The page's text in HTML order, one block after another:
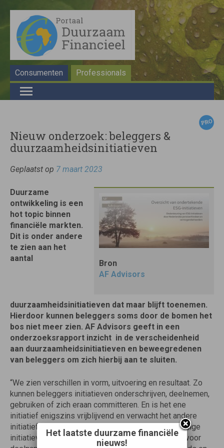
Consumenten Professionals
Nieuw onderzoek: beleggers &
duurzaamheidsinitiatieven
Geplaatst op 7 maart 2023
Bron
AF Advisors
Duurzame
ontwikkeling is een
hot topic binnen
financiële markten.
Dit is onder andere
te zien aan het
aantal
duurzaamheidsinitiatieven dat maar blijft toenemen.
Hierdoor kunnen beleggers soms door de bomen het
bos niet meer zien. AF Advisors geeft in een
onderzoeksrapport inzicht in de verscheidenheid
aan duurzaamheidsinitiatieven en beweegredenen
van beleggers om zich hierbij aan te sluiten.
“We zien verschillen in vorm, uitvoering en resultaat. Zo
kunnen beleggers initiatieven onderschrijven, deelnemen,
gebruiken of zich eraan committeren. En is het ene
initiatief enigszins vrijblijvend en verwacht het andere
initiatief een concrete en actieve inspanning. Sommige
initiatieven zijn zo populair dat er een wachtlijst is voor
Het laatste duurzame financiële
nieuws!